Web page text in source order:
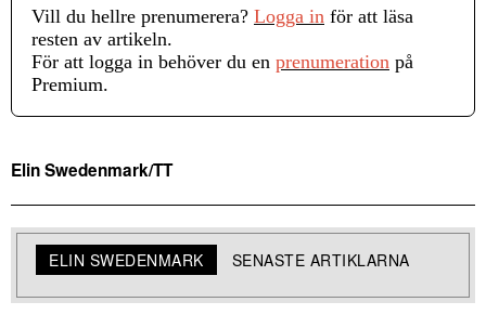
Vill du hellre prenumerera? Logga in för att läsa
resten av artikeln.
För att logga in behöver du en prenumeration på
Premium.
Elin Swedenmark/TT
ELIN SWEDENMARK SENASTE ARTIKLARNA